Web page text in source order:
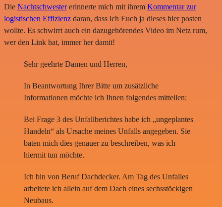
Die Nachtschwestererinnerte mich mit ihrem Kommentar zur
logistischen Effizienz daran, dass ich Euch ja dieses hier posten
wollte. Es schwirrt auch ein dazugehörendes Video im Netz rum,
wer den Link hat, immer her damit!
Sehr geehrte Damen und Herren,
In Beantwortung Ihrer Bitte um zusätzliche
Informationen möchte ich Ihnen folgendes mitteilen:
Bei Frage 3 des Unfallberichtes habe ich „ungeplantes
Handeln“ als Ursache meines Unfalls angegeben. Sie
baten mich dies genauer zu beschreiben, was ich
hiermit tun möchte.
Ich bin von Beruf Dachdecker. Am Tag des Unfalles
arbeitete ich allein auf dem Dach eines sechsstöckigen
Neubaus.